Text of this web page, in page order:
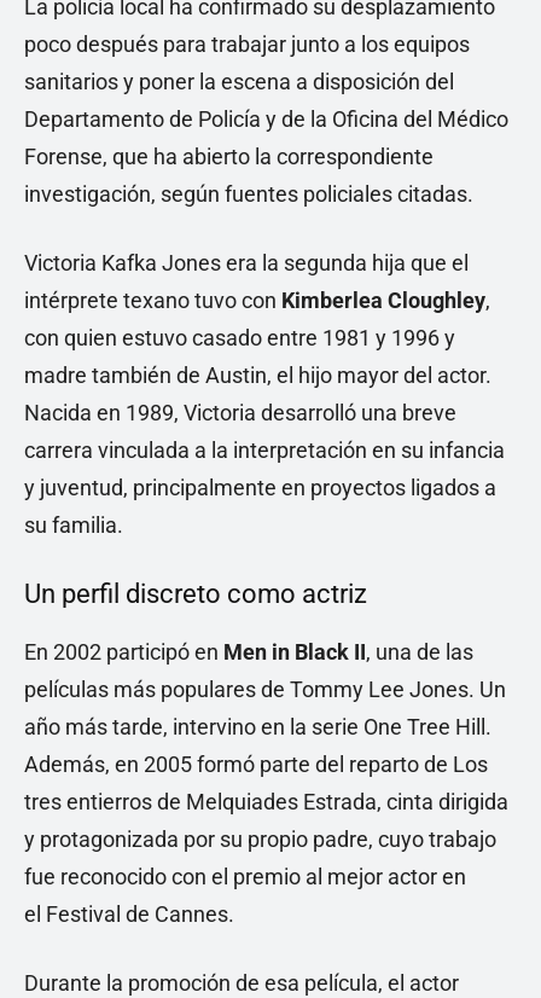
La policía local ha confirmado su desplazamiento
poco después para trabajar junto a los equipos
sanitarios y poner la escena a disposición del
Departamento de Policía y de la Oficina del Médico
Forense, que ha abierto la correspondiente
investigación, según fuentes policiales citadas.
Victoria Kafka Jones era la segunda hija que el
intérprete texano tuvo con Kimberlea Cloughley,
con quien estuvo casado entre 1981 y 1996 y
madre también de Austin, el hijo mayor del actor.
Nacida en 1989, Victoria desarrolló una breve
carrera vinculada a la interpretación en su infancia
y juventud, principalmente en proyectos ligados a
su familia.
Un perfil discreto como actriz
En 2002 participó en Men in Black II, una de las
películas más populares de Tommy Lee Jones. Un
año más tarde, intervino en la serie One Tree Hill.
Además, en 2005 formó parte del reparto de Los
tres entierros de Melquiades Estrada, cinta dirigida
y protagonizada por su propio padre, cuyo trabajo
fue reconocido con el premio al mejor actor en
el Festival de Cannes.
Durante la promoción de esa película, el actor